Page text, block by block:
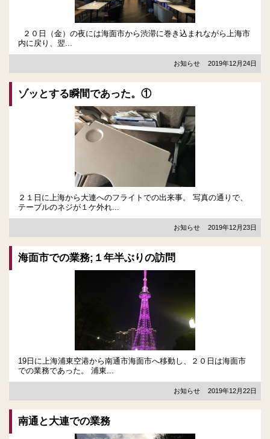
２０日（金）の夜には海面市から渋滞に巻き込まれながら上海市
内に戻り、翌...
お知らせ 2019年12月24日
ゾッとする瞬間であった。①
２１日に上海から大連へのフライトでの出来事。 写真の通りで、
テーブルのネジが１ケ外れ...
お知らせ 2019年12月23日
海面市での業務;１年半ぶりの訪問
19日に上海浦東空港から南通市海面市へ移動し、２０日は海面市
での業務であった。 浦東...
お知らせ 2019年12月22日
南通と大連での業務